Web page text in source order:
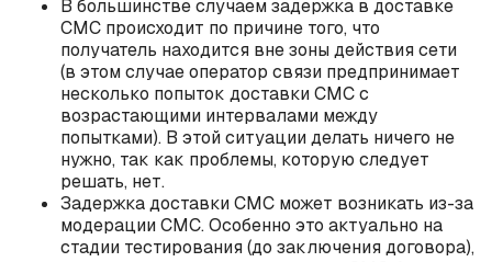
В большинстве случаем задержка в доставке
СМС происходит по причине того, что
получатель находится вне зоны действия сети
(в этом случае оператор связи предпринимает
несколько попыток доставки СМС с
возрастающими интервалами между
попытками). В этой ситуации делать ничего не
нужно, так как проблемы, которую следует
решать, нет.
Задержка доставки СМС может возникать из-за
модерации СМС. Особенно это актуально на
стадии тестирования (до заключения договора),